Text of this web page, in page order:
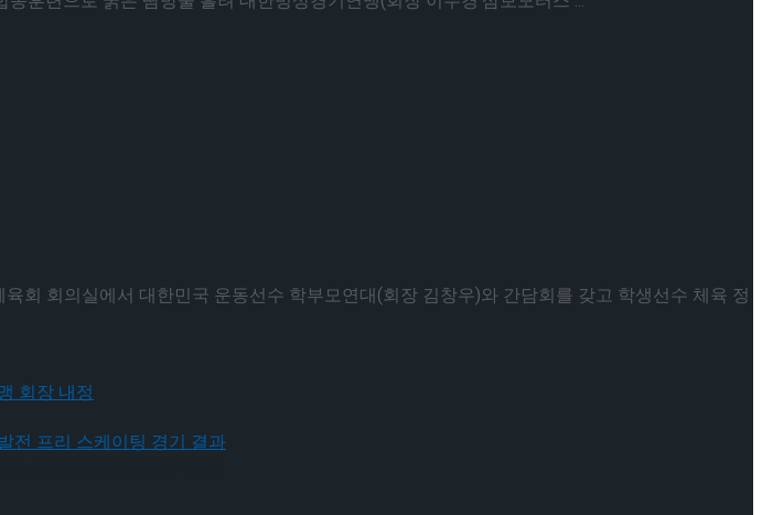
회 회의실에서 대한민국 운동선수 학부모연대(회장 김창우)와 간담회를 갖고 학생선수 체육 정
상경기연맹 회장 내정